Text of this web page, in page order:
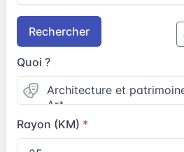
Rechercher
Quoi ?
Rayon (KM)